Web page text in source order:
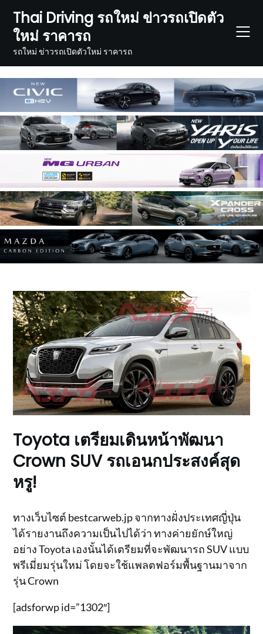
content
Thai Driving รถใหม่ ข่าวรถเปิดตัว
ใหม่ ราคารถ
รถใหม่ ข่าวรถเปิดตัวใหม่ ราคารถ
Toyota เตรียมเดินหน้าพัฒนา
Crown SUV รถเอนกประสงค์สุด
หรู!
ทางเว็บไซต์ bestcarweb.jp จากทางฝั่งประเทศญี่ปุ่น
ได้รายงานถึงความเป็นไปได้ว่า ทางค่ายยักษ์ใหญ่
อย่าง Toyota เองนั้นได้เตรียมที่จะพัฒนารถ SUV แบบ
พรีเมี่ยมรุ่นใหม่ โดยจะใช้แพลตฟอร์มพื้นฐานมาจาก
รุ่น Crown
[adsforwp id=”1302″]